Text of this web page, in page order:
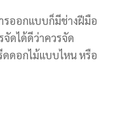
รออกแบบก็มีช่างฝีมือ
ดได้ดีว่าควรจัด
ดดอกไม้แบบไหน หรือ